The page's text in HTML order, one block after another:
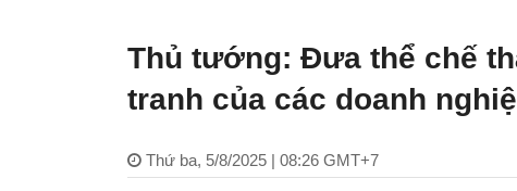
Thủ tướng: Đưa thể chế
tranh của các doanh
Thứ ba, 5/8/2025 | 08:26 GMT+7